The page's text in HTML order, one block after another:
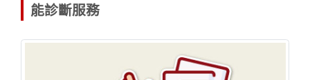
能診斷服務